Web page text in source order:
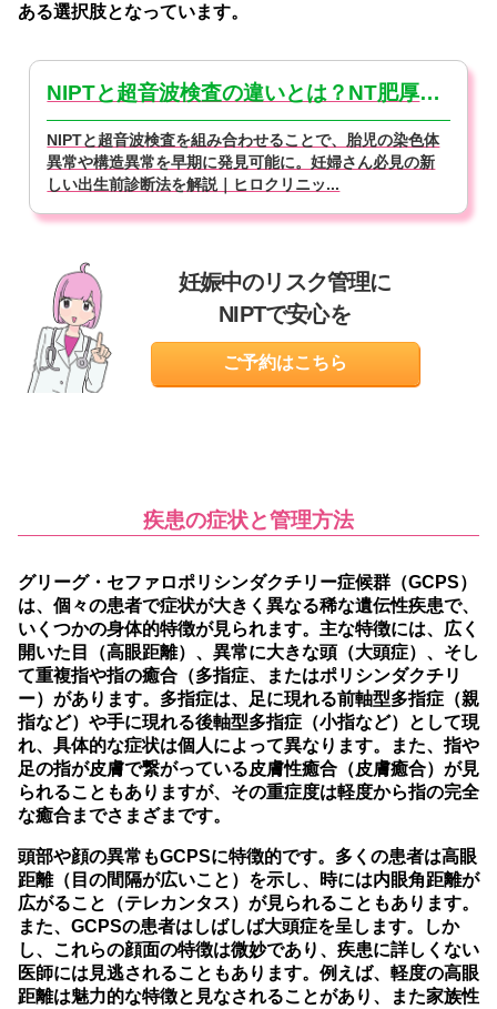
ある選択肢となっています。
NIPTと超音波検査の違いとは？NT肥厚の意味も解説
NIPTと超音波検査を組み合わせることで、胎児の染色体
異常や構造異常を早期に発見可能に。妊婦さん必見の新
しい出生前診断法を解説｜ヒロクリニッ...
妊娠中のリスク管理に
NIPTで安心を
ご予約はこちら
疾患の症状と管理方法
グリーグ・セファロポリシンダクチリー症候群（GCPS）
は、個々の患者で症状が大きく異なる稀な遺伝性疾患で、
いくつかの身体的特徴が見られます。主な特徴には、広く
開いた目（高眼距離）、異常に大きな頭（大頭症）、そし
て重複指や指の癒合（多指症、またはポリシンダクチリ
ー）があります。多指症は、足に現れる前軸型多指症（親
指など）や手に現れる後軸型多指症（小指など）として現
れ、具体的な症状は個人によって異なります。また、指や
足の指が皮膚で繋がっている皮膚性癒合（皮膚癒合）が見
られることもありますが、その重症度は軽度から指の完全
な癒合までさまざまです。
頭部や顔の異常もGCPSに特徴的です。多くの患者は高眼
距離（目の間隔が広いこと）を示し、時には内眼角距離が
広がること（テレカンタス）が見られることもあります。
また、GCPSの患者はしばしば大頭症を呈します。しか
し、これらの顔面の特徴は微妙であり、疾患に詳しくない
医師には見逃されることもあります。例えば、軽度の高眼
距離は魅力的な特徴と見なされることがあり、また家族性